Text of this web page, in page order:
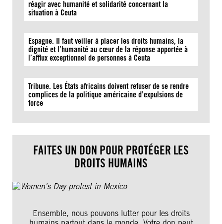
réagir avec humanité et solidarité concernant la
situation à Ceuta
Espagne. Il faut veiller à placer les droits humains, la
dignité et l’humanité au cœur de la réponse apportée à
l’afflux exceptionnel de personnes à Ceuta
Tribune. Les États africains doivent refuser de se rendre
complices de la politique américaine d’expulsions de
force
FAITES UN DON POUR PROTÉGER LES
DROITS HUMAINS
Ensemble, nous pouvons lutter pour les droits